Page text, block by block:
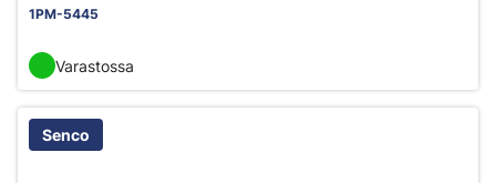
1PM-5445
Varastossa
Senco